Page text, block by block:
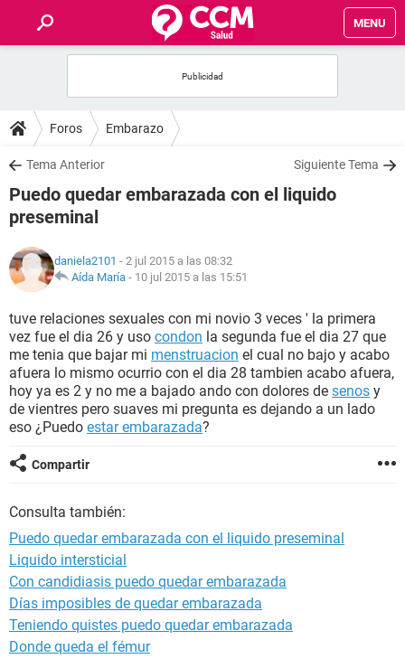
MENU
FOROS
SALUD
NUTRICIÓN
SEXUALIDAD
GLOSARIO
Foros Embarazo
Tema Anterior Siguiente Tema
Puedo quedar embarazada con el liquido
preseminal
daniela2101 - 2 jul 2015 a las 08:32
Aída María - 10 jul 2015 a las 15:51
tuve relaciones sexuales con mi novio 3 veces ' la primera
vez fue el dia 26 y uso condon la segunda fue el dia 27 que
me tenia que bajar mi menstruacion el cual no bajo y acabo
afuera lo mismo ocurrio con el dia 28 tambien acabo afuera,
hoy ya es 2 y no me a bajado ando con dolores de senos y
de vientres pero suaves mi pregunta es dejando a un lado
eso ¿Puedo estar embarazada?
Compartir
Consulta también:
Puedo quedar embarazada con el liquido preseminal
Liquido intersticial
Con candidiasis puedo quedar embarazada
Días imposibles de quedar embarazada
Teniendo quistes puedo quedar embarazada
Donde queda el fémur